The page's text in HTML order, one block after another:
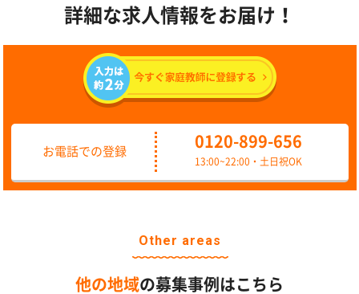
詳細な求人情報をお届け！
お電話での登録
0120-899-656
13:00~22:00・土日祝OK
Other areas
他の地域の募集事例はこちら